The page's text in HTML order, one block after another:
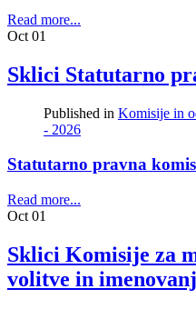
Read more...
Oct 01
Sklici Statutarno
Published in Komisije in
- 2026
Statutarno pravna
Read more...
Oct 01
Sklici Komisije za
volitve in